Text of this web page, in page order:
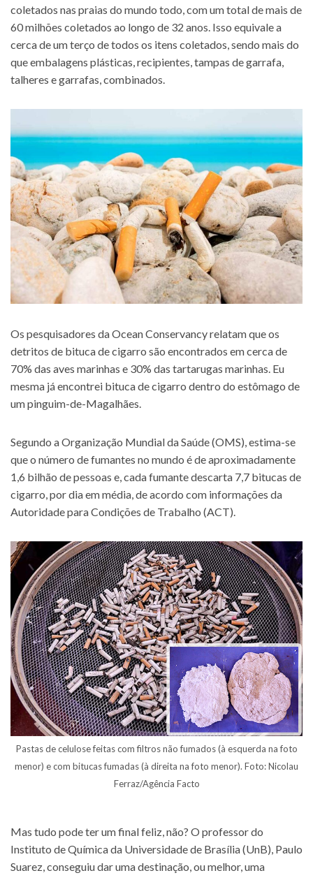
coletados nas praias do mundo todo, com um total de mais de
60 milhões coletados ao longo de 32 anos. Isso equivale a
cerca de um terço de todos os itens coletados, sendo mais do
que embalagens plásticas, recipientes, tampas de garrafa,
talheres e garrafas, combinados.
Os pesquisadores da Ocean Conservancy relatam que os
detritos de bituca de cigarro são encontrados em cerca de
70% das aves marinhas e 30% das tartarugas marinhas. Eu
mesma já encontrei bituca de cigarro dentro do estômago de
um pinguim-de-Magalhães.
Segundo a Organização Mundial da Saúde (OMS), estima-se
que o número de fumantes no mundo é de aproximadamente
1,6 bilhão de pessoas e, cada fumante descarta 7,7 bitucas de
cigarro, por dia em média, de acordo com informações da
Autoridade para Condições de Trabalho (ACT).
Pastas de celulose feitas com filtros não fumados (à esquerda na foto
menor) e com bitucas fumadas (à direita na foto menor). Foto: Nicolau
Ferraz/Agência Facto
Mas tudo pode ter um final feliz, não? O professor do
Instituto de Química da Universidade de Brasília (UnB), Paulo
Suarez, conseguiu dar uma destinação, ou melhor, uma